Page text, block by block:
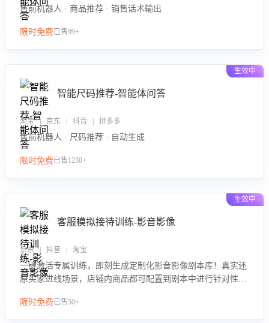
售前机器人 · 商品推荐 · 销售话术输出
限时免费已售99+
生效中
智能尺码推荐-智能体问答
淘宝 | 京东 | 抖音 | 拼多多
售前机器人 · 尺码推荐 · 自动生成
限时免费已售1230+
生效中
客服模拟接待训练-影音影像
京东 | 抖音 | 淘宝
一键激活专属训练，即刻生成定制化影音影像剧本库！真实还
原买家进线场景，店铺内商品都可配置到剧本中进行针对性训
即开通”，快速获取影音影像类目剧本，一键开启客服培训。
限时免费已售50+